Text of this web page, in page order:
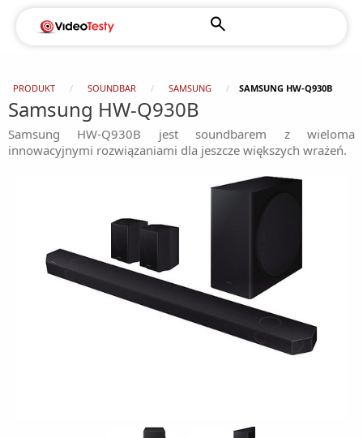
PRODUKT SOUNDBAR SAMSUNG SAMSUNG HW-Q930B
Samsung HW-Q930B
Samsung HW-Q930B jest soundbarem z wieloma
innowacyjnymi rozwiązaniami dla jeszcze większych wrażeń.